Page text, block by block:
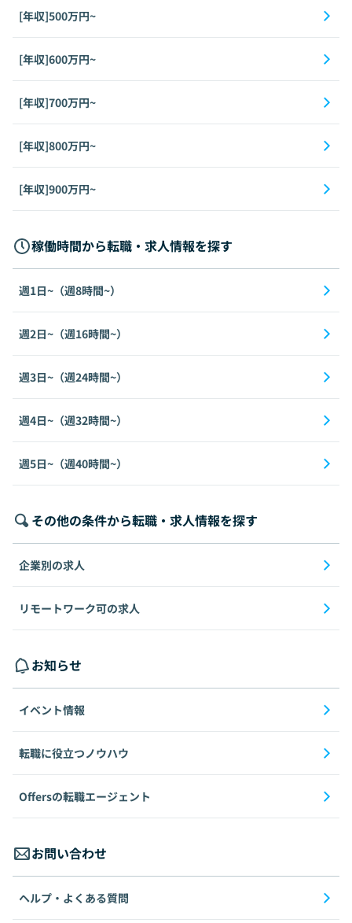
[年収]500万円~
[年収]600万円~
[年収]700万円~
[年収]800万円~
[年収]900万円~
稼働時間から転職・求人情報を探す
週1日~（週8時間~）
週2日~（週16時間~）
週3日~（週24時間~）
週4日~（週32時間~）
週5日~（週40時間~）
その他の条件から転職・求人情報を探す
企業別の求人
リモートワーク可の求人
お知らせ
イベント情報
転職に役立つノウハウ
Offersの転職エージェント
お問い合わせ
ヘルプ・よくある質問